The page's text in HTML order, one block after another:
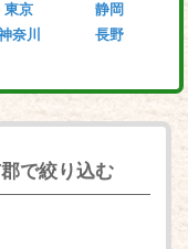
東京
奈川
静岡
長野
で絞り込む